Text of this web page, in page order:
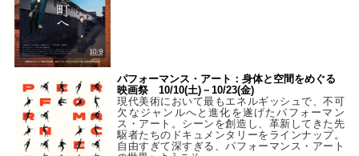
パフォーマンス・アート：身体と空間をめぐる
映画祭 10/10(土)－10/23(金)
現代美術において最もエネルギッシュで、不可
欠なジャンルへと進化を遂げたパフォーマン
ス・アート。シーンを創造し、革新してきた先
駆者たちのドキュメンタリーをラインナップ。
自由すぎて深すぎる、パフォーマンス・アート